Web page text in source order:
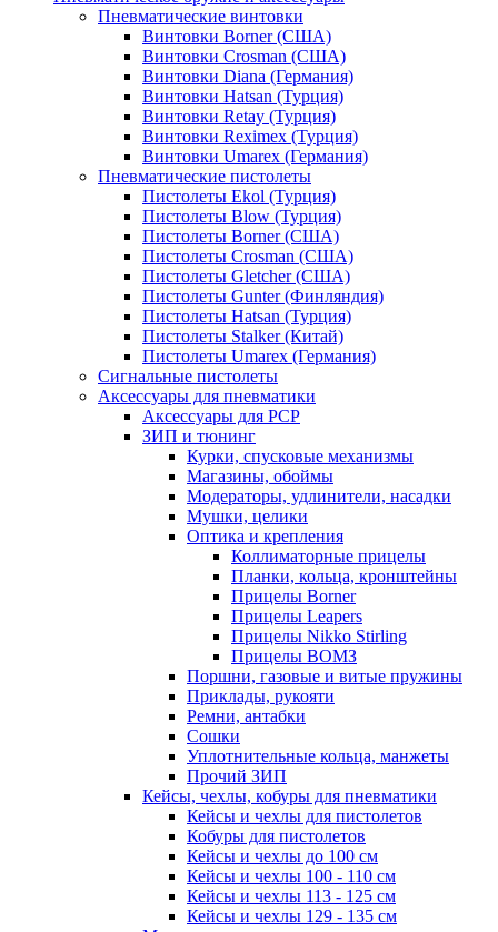
Пневматические винтовки
Винтовки Borner (США)
Винтовки Crosman (США)
Винтовки Diana (Германия)
Винтовки Hatsan (Турция)
Винтовки Retay (Турция)
Винтовки Reximex (Турция)
Винтовки Umarex (Германия)
Пневматические пистолеты
Пистолеты Ekol (Турция)
Пистолеты Blow (Турция)
Пистолеты Borner (США)
Пистолеты Crosman (США)
Пистолеты Gletcher (США)
Пистолеты Gunter (Финляндия)
Пистолеты Hatsan (Турция)
Пистолеты Stalker (Китай)
Пистолеты Umarex (Германия)
Сигнальные пистолеты
Аксессуары для пневматики
Аксессуары для PCP
ЗИП и тюнинг
Курки, спусковые механизмы
Магазины, обоймы
Модераторы, удлинители, насадки
Мушки, целики
Оптика и крепления
Коллиматорные прицелы
Планки, кольца, кронштейны
Прицелы Borner
Прицелы Leapers
Прицелы Nikko Stirling
Прицелы ВОМЗ
Поршни, газовые и витые пружины
Приклады, рукояти
Ремни, антабки
Сошки
Уплотнительные кольца, манжеты
Прочий ЗИП
Кейсы, чехлы, кобуры для пневматики
Кейсы и чехлы для пистолетов
Кобуры для пистолетов
Кейсы и чехлы до 100 см
Кейсы и чехлы 100 - 110 см
Кейсы и чехлы 113 - 125 см
Кейсы и чехлы 129 - 135 см